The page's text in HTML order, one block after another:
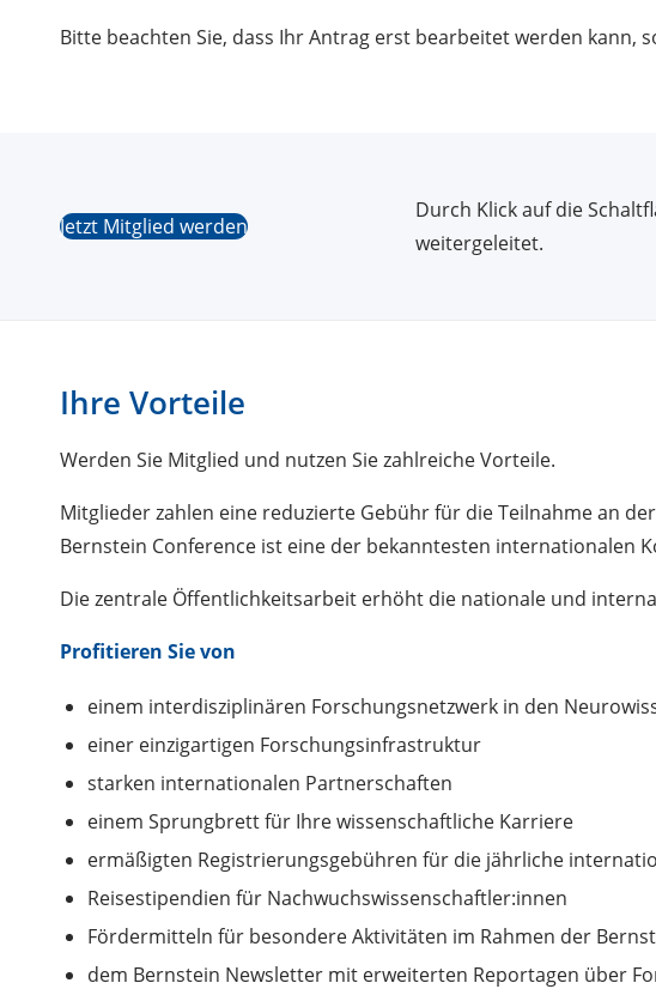
Bitte beachten Sie, dass Ihr Antrag erst bearbeitet werden kann,
Jetzt Mitglied werden
Durch Klick auf die
weitergeleitet.
Ihre Vorteile
Werden Sie Mitglied und nutzen Sie zahlreiche Vorteile.
Mitglieder zahlen eine reduzierte Gebühr für die Teilnahme an
Bernstein Conference ist eine der bekanntesten internationalen
Die zentrale Öffentlichkeitsarbeit erhöht die nationale und
Profitieren Sie von
einem interdisziplinären Forschungsnetzwerk in den
einer einzigartigen Forschungsinfrastruktur
starken internationalen Partnerschaften
einem Sprungbrett für Ihre wissenschaftliche Karriere
ermäßigten Registrierungsgebühren für die jährliche
Reisestipendien für Nachwuchswissenschaftler:innen
Fördermitteln für besondere Aktivitäten im Rahmen der
dem Bernstein Newsletter mit erweiterten Reportagen über